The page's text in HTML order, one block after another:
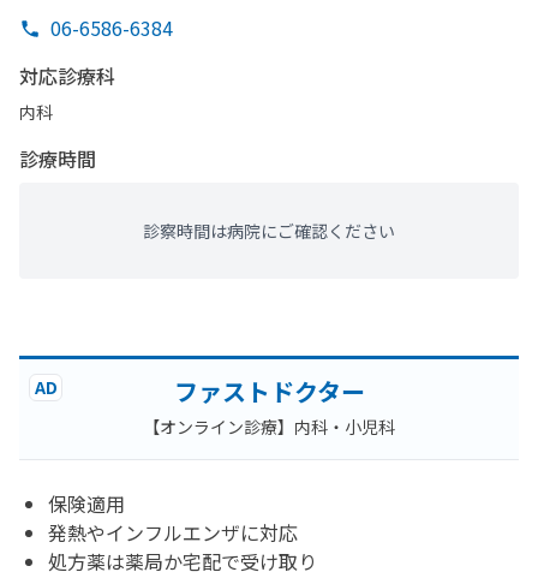
06-6586-6384
対応診療科
内科
診療時間
診察時間は病院にご確認ください
AD ファストドクター
【オンライン診療】内科・小児科
保険適用
発熱やインフルエンザに対応
処方薬は薬局か宅配で受け取り